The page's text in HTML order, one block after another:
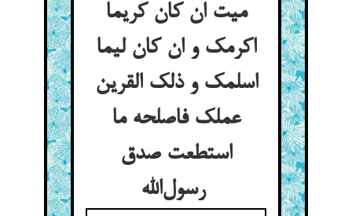
میت ان کان کریما
اکرمک و ان کان لیما
اسلمک و ذلک القرین
عملک فاصلحه ما
استطعت صدق
رسول‌الله